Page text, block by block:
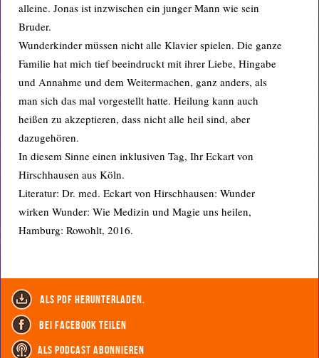
alleine. Jonas ist inzwischen ein junger Mann wie sein
Bruder.
Wunderkinder müssen nicht alle Klavier spielen. Die ganze
Familie hat mich tief beeindruckt mit ihrer Liebe, Hingabe
und Annahme und dem Weitermachen, ganz anders, als
man sich das mal vorgestellt hatte. Heilung kann auch
heißen zu akzeptieren, dass nicht alle heil sind, aber
dazugehören.
In diesem Sinne einen inklusiven Tag, Ihr Eckart von
Hirschhausen aus Köln.
Literatur: Dr. med. Eckart von Hirschhausen: Wunder
wirken Wunder: Wie Medizin und Magie uns heilen,
Hamburg: Rowohlt, 2016.
als PDF herunterladen.
bei Facebook teilen
als Podcast abonnieren